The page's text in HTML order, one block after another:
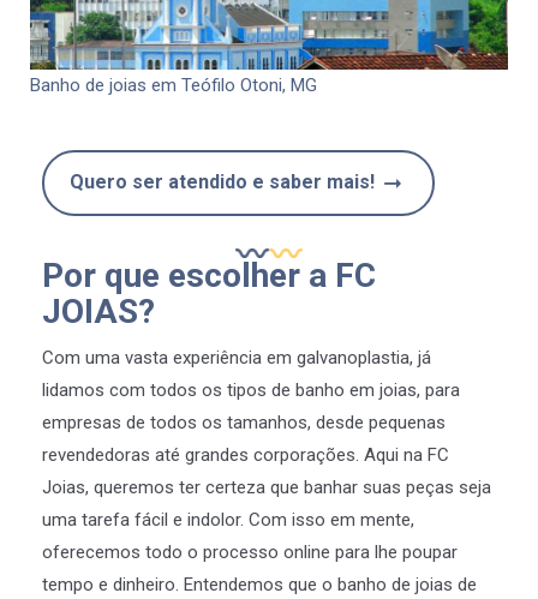
Banho de joias em Teófilo Otoni, MG
Quero ser atendido e saber mais!
Por que escolher a FC
JOIAS?
Com uma vasta experiência em galvanoplastia, já
lidamos com todos os tipos de banho em joias, para
empresas de todos os tamanhos, desde pequenas
revendedoras até grandes corporações. Aqui na FC
Joias, queremos ter certeza que banhar suas peças seja
uma tarefa fácil e indolor. Com isso em mente,
oferecemos todo o processo online para lhe poupar
tempo e dinheiro. Entendemos que o banho de joias de